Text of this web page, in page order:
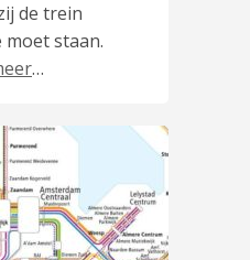
de trein
staan.
…